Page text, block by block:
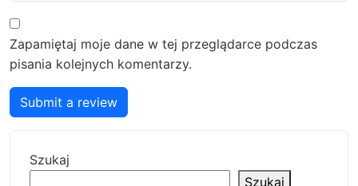
Zapamiętaj moje dane w tej przeglądarce podczas
pisania kolejnych komentarzy.
Submit a review
Szukaj
Szukaj